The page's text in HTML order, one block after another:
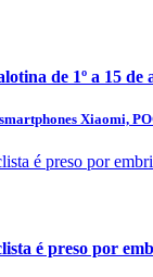
de 1º a 15 de
Xiaomi,
é preso por